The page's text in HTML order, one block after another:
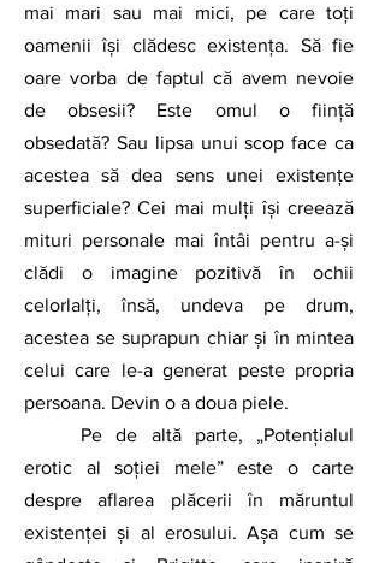
mai mari sau mai mici, pe care toți
oamenii își clădesc existența. Să fie
oare vorba de faptul că avem nevoie
de obsesii? Este omul o ființă
obsedată? Sau lipsa unui scop face ca
acestea să dea sens unei existențe
superficiale? Cei mai mulți își creează
mituri personale mai întâi pentru a-și
clădi o imagine pozitivă în ochii
celorlalți, însă, undeva pe drum,
acestea se suprapun chiar și în mintea
celui care le-a generat peste propria
persoana. Devin o a doua piele.
erotic al soției mele” este o carte
despre aflarea plăcerii în măruntul
existenței și al erosului. Așa cum se